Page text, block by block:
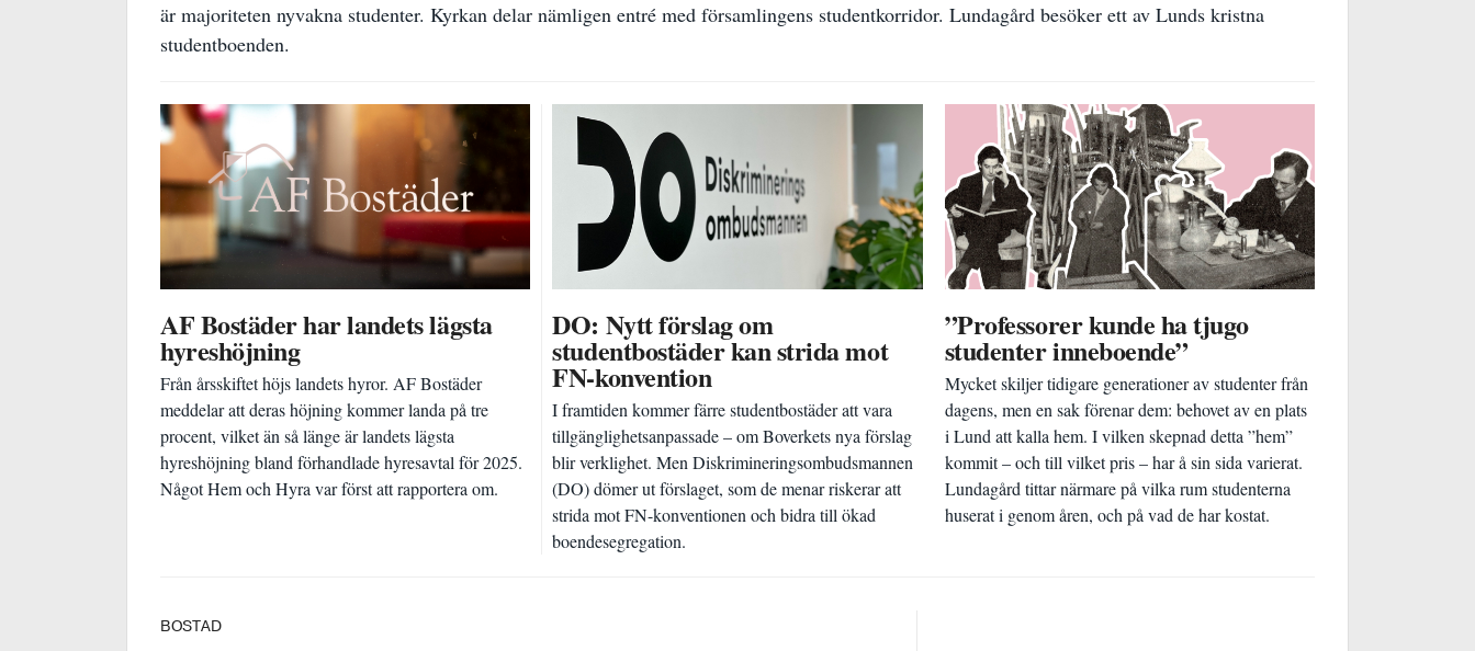
är majoriteten nyvakna studenter. Kyrkan delar nämligen entré med församlingens studentkorridor. Lundagård besöker ett av Lunds kristna
studentboenden.
AF Bostäder har landets lägsta
hyreshöjning
Från årsskiftet höjs landets hyror. AF Bostäder
meddelar att deras höjning kommer landa på tre
procent, vilket än så länge är landets lägsta
hyreshöjning bland förhandlade hyresavtal för 2025.
Något Hem och Hyra var först att rapportera om.
DO: Nytt förslag om
studentbostäder kan strida mot
FN-konvention
I framtiden kommer färre studentbostäder att vara
tillgänglighetsanpassade – om Boverkets nya förslag
blir verklighet. Men Diskrimineringsombudsmannen
(DO) dömer ut förslaget, som de menar riskerar att
strida mot FN-konventionen och bidra till ökad
boendesegregation.
”Professorer kunde ha tjugo
studenter inneboende”
Mycket skiljer tidigare generationer av studenter från
dagens, men en sak förenar dem: behovet av en plats
i Lund att kalla hem. I vilken skepnad detta ”hem”
kommit – och till vilket pris – har å sin sida varierat.
Lundagård tittar närmare på vilka rum studenterna
huserat i genom åren, och på vad de har kostat.
BOSTAD